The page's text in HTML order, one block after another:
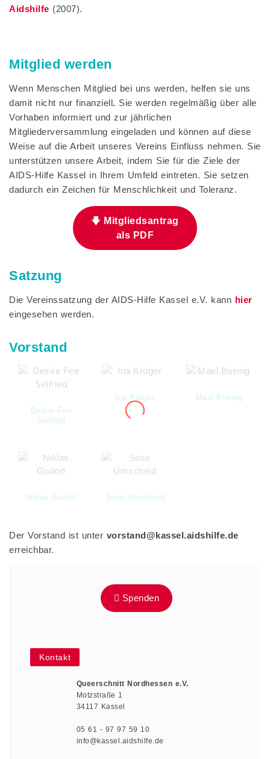
Aidshilfe (2007).
Mitglied werden
Wenn Menschen Mitglied bei uns werden, helfen sie uns
damit nicht nur finanziell. Sie werden regelmäßig über alle
Vorhaben informiert und zur jährlichen
Mitgliederversammlung eingeladen und können auf diese
Weise auf die Arbeit unseres Vereins Einfluss nehmen. Sie
unterstützen unsere Arbeit, indem Sie für die Ziele der
AIDS-Hilfe Kassel in Ihrem Umfeld eintreten. Sie setzen
dadurch ein Zeichen für Menschlichkeit und Toleranz.
🡇 Mitgliedsantrag
als PDF
Satzung
Die Vereinssatzung der AIDS-Hilfe Kassel e.V. kann hier
eingesehen werden.
Vorstand
Desire Fee
Seifried
Ina Krüger Mael Boenig
Niklas Gudorf Suse Umscheid
Der Vorstand ist unter vorstand@kassel.aidshilfe.de
erreichbar.
Spenden
Kontakt
Queerschnitt Nordhessen e.V.
Motzstraße 1
34117 Kassel
05 61 - 97 97 59 10
info@kassel.aidshilfe.de